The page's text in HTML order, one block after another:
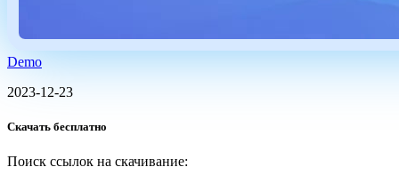
Demo
2023-12-23
Скачать бесплатно
Поиск ссылок на скачивание: